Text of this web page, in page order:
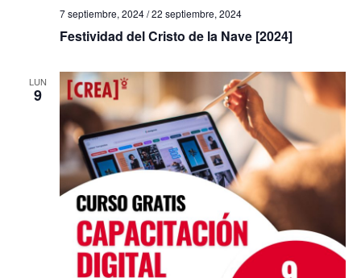
7 septiembre, 2024/22 septiembre, 2024
Festividad del Cristo de la Nave [2024]
LUN
9